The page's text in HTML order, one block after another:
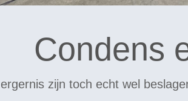
Condens
zijn toch echt wel